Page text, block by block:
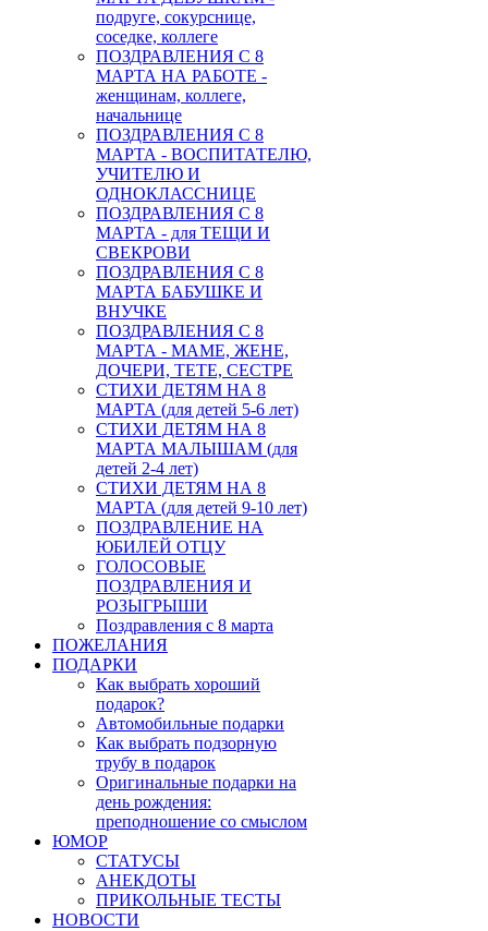
подруге, сокурснице,
соседке, коллеге
ПОЗДРАВЛЕНИЯ С 8
МАРТА НА РАБОТЕ -
женщинам, коллеге,
начальнице
ПОЗДРАВЛЕНИЯ С 8
МАРТА - ВОСПИТАТЕЛЮ,
УЧИТЕЛЮ И
ОДНОКЛАССНИЦЕ
ПОЗДРАВЛЕНИЯ С 8
МАРТА - для ТЕЩИ И
СВЕКРОВИ
ПОЗДРАВЛЕНИЯ С 8
МАРТА БАБУШКЕ И
ВНУЧКЕ
ПОЗДРАВЛЕНИЯ С 8
МАРТА - МАМЕ, ЖЕНЕ,
ДОЧЕРИ, ТЕТЕ, СЕСТРЕ
СТИХИ ДЕТЯМ НА 8
МАРТА (для детей 5-6 лет)
СТИХИ ДЕТЯМ НА 8
МАРТА МАЛЫШАМ (для
детей 2-4 лет)
СТИХИ ДЕТЯМ НА 8
МАРТА (для детей 9-10 лет)
ПОЗДРАВЛЕНИЕ НА
ЮБИЛЕЙ ОТЦУ
ГОЛОСОВЫЕ
ПОЗДРАВЛЕНИЯ И
РОЗЫГРЫШИ
Поздравления с 8 марта
ПОЖЕЛАНИЯ
ПОДАРКИ
Как выбрать хороший
подарок?
Автомобильные подарки
Как выбрать подзорную
трубу в подарок
Оригинальные подарки на
день рождения:
преподношение со смыслом
ЮМОР
СТАТУСЫ
АНЕКДОТЫ
ПРИКОЛЬНЫЕ ТЕСТЫ
НОВОСТИ